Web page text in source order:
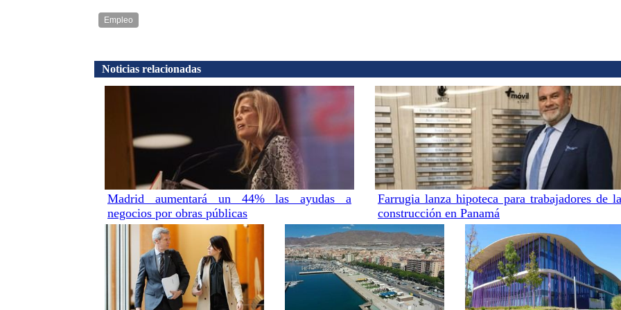
Empleo
Noticias relacionadas
Madrid aumentará un 44% las ayudas a
negocios por obras públicas
Farrugia lanza hipoteca para trabajadores de la
construcción en Panamá